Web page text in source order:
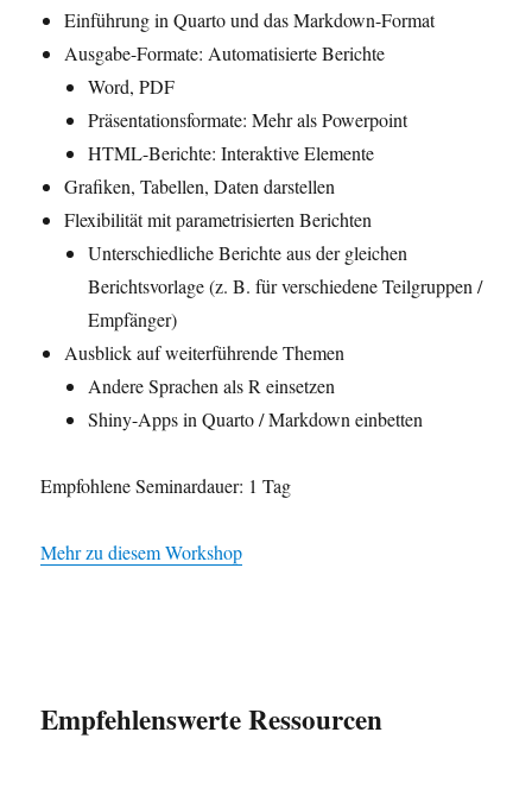
Einführung in Quarto und das Markdown-Format
Ausgabe-Formate: Automatisierte Berichte
Word, PDF
Präsentationsformate: Mehr als Powerpoint
HTML-Berichte: Interaktive Elemente
Grafiken, Tabellen, Daten darstellen
Flexibilität mit parametrisierten Berichten
Unterschiedliche Berichte aus der gleichen
Berichtsvorlage (z. B. für verschiedene Teilgruppen /
Empfänger)
Ausblick auf weiterführende Themen
Andere Sprachen als R einsetzen
Shiny-Apps in Quarto / Markdown einbetten
Empfohlene Seminardauer: 1 Tag
Mehr zu diesem Workshop
Empfehlenswerte Ressourcen